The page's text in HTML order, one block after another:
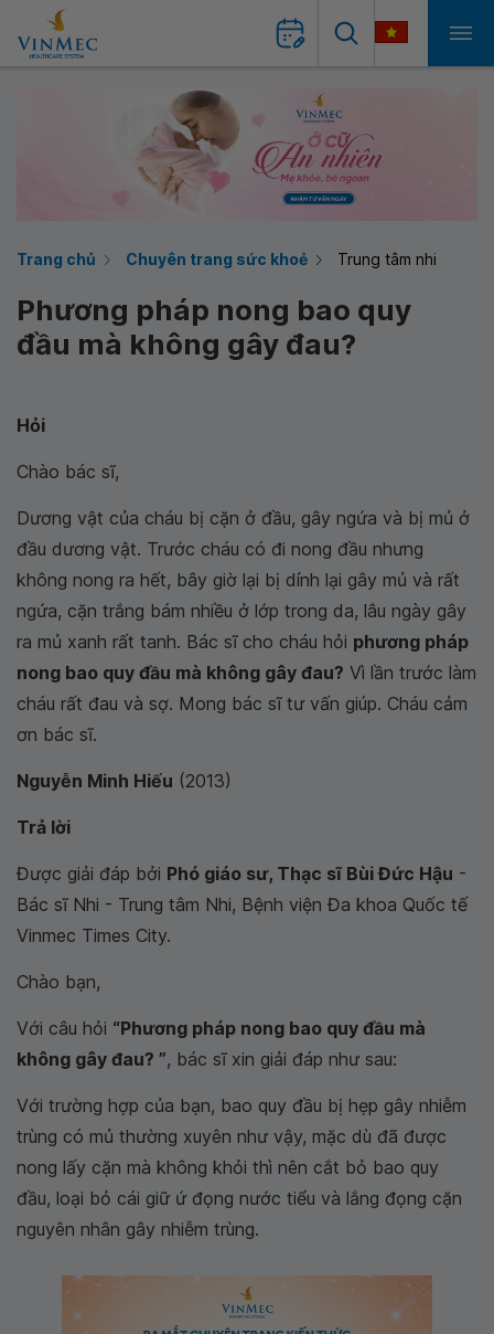
Trang chủ Chuyên trang sức khoẻ Trung tâm nhi
Phương pháp nong bao quy
đầu mà không gây đau?
Hỏi
Chào bác sĩ,
Dương vật của cháu bị cặn ở đầu, gây ngứa và bị mủ ở
đầu dương vật. Trước cháu có đi nong đầu nhưng
không nong ra hết, bây giờ lại bị dính lại gây mủ và rất
ngứa, cặn trắng bám nhiều ở lớp trong da, lâu ngày gây
ra mủ xanh rất tanh. Bác sĩ cho cháu hỏi phương pháp
nong bao quy đầu mà không gây đau? Vì lần trước làm
cháu rất đau và sợ. Mong bác sĩ tư vấn giúp. Cháu cảm
ơn bác sĩ.
Nguyễn Minh Hiếu (2013)
Trả lời
Được giải đáp bởi Phó giáo sư, Thạc sĩ Bùi Đức Hậu -
Bác sĩ Nhi - Trung tâm Nhi, Bệnh viện Đa khoa Quốc tế
Vinmec Times City.
Chào bạn,
Với câu hỏi “Phương pháp nong bao quy đầu mà
không gây đau? ”, bác sĩ xin giải đáp như sau:
Với trường hợp của bạn, bao quy đầu bị hẹp gây nhiễm
trùng có mủ thường xuyên như vậy, mặc dù đã được
nong lấy cặn mà không khỏi thì nên cắt bỏ bao quy
đầu, loại bỏ cái giữ ứ đọng nước tiểu và lắng đọng cặn
nguyên nhân gây nhiễm trùng.